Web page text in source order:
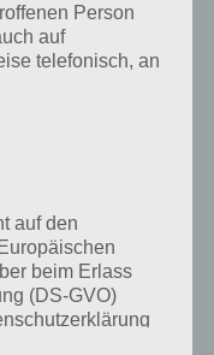
auf Facebook
Person
auf
telefonisch, an
auf den
beim Erlass
(DS-GVO)